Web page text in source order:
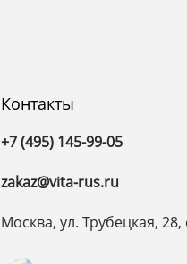
Контакты
+7 (495) 145-99-05
zakaz@vita-rus.ru
Москва, ул. Трубецкая, 28,